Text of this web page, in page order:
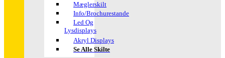
Mæglerskilt
Info/brochurestande
Led Og
Lysdisplays
Akryl Displays
Se Alle Skilte